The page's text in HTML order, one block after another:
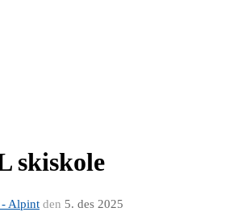
skiskole
- Alpint den 5. des 2025